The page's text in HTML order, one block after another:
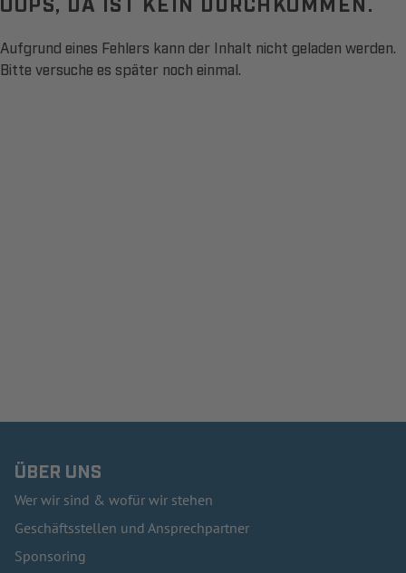
Aufgrund eines Fehlers kann der Inhalt nicht geladen werden.
Bitte versuche es später noch einmal.
ÜBER UNS
Wer wir sind & wofür wir stehen
Geschäftsstellen und Ansprechpartner
Sponsoring